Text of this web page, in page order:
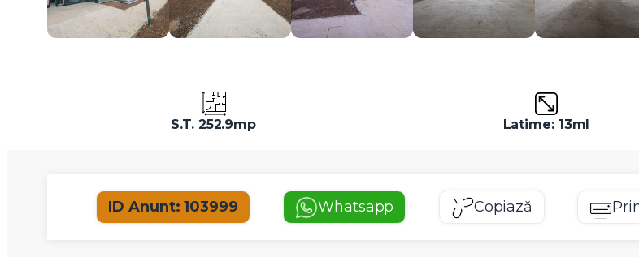
S.T. 252.9mp Latime: 13ml
ID Anunt: 103999 Whatsapp Copiază